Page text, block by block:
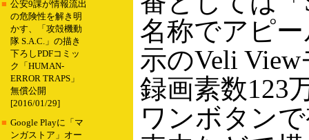
■ 公安9課が情報流出
の危険性を解き明
かす、「攻殻機動
隊 S.A.C.」の描き
下ろしPDFコミッ
ク「HUMAN-
ERROR TRAPS」
無償公開
[2016/01/29]
■ Google Playに「マ
ンガストア」オー
名称でアピ
示のVeli
録画素数123
ワンボタン